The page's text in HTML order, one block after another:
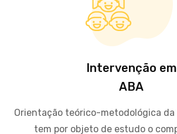
Intervenção em
ABA
Orientação teórico-metodológica da
tem por objeto de estudo o